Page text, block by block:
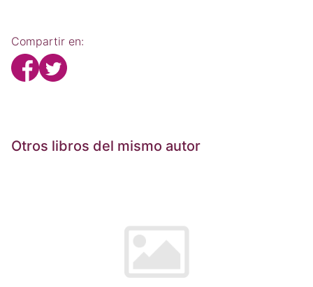
Compartir en:
Otros libros del mismo autor